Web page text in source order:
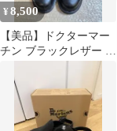
¥8,500
【美品】ドクターマー
チン ブラックレザー レ